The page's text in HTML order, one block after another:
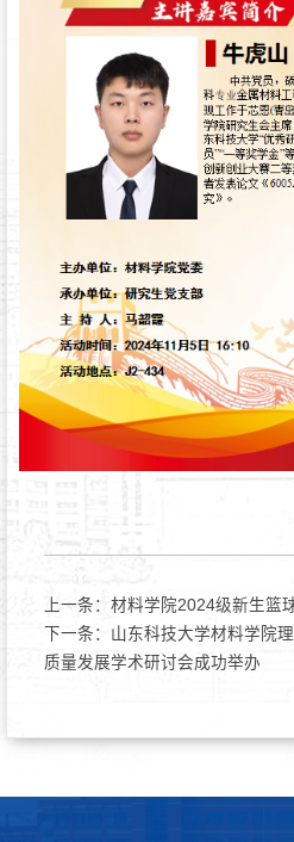
上一条： 材料学院2024级新生篮
下一条： 山东科技大学材料学院
质量发展学术研讨会成功举办